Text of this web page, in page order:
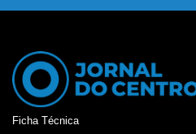
Ficha Técnica